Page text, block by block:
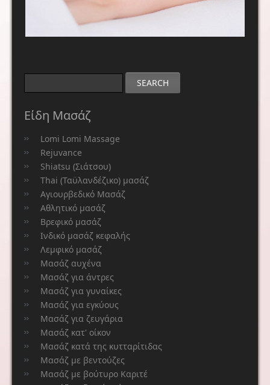
SEARCH
Είδη Μασάζ
Lomi Lomi Massage
Rejuvance
Shiatsu (Σιάτσου)
Thai (Ταϋλανδέζικο) μασάζ
Αγιουρβεδικό Μασάζ
Αθλητικό μασάζ
Βρεφικό μασάζ
Ινδικό μασάζ κεφαλής
Λεμφικό μασάζ
Μασάζ αυχένα
Μασάζ για άντρες
Μασάζ για γυναίκες
Μασάζ για εγκύους
Μασάζ για ζευγάρια
Μασάζ κατ' οίκον
Μασάζ κατά της κυτταρίτιδας
Μασάζ με βεντούζες
Μασάζ με βούτυρο Καριτέ